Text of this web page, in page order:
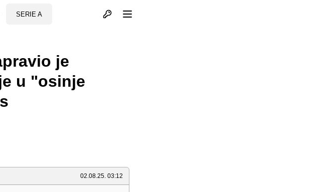
SERIE A Otvori profil
je
u "osinje
02.08.25. 03:12